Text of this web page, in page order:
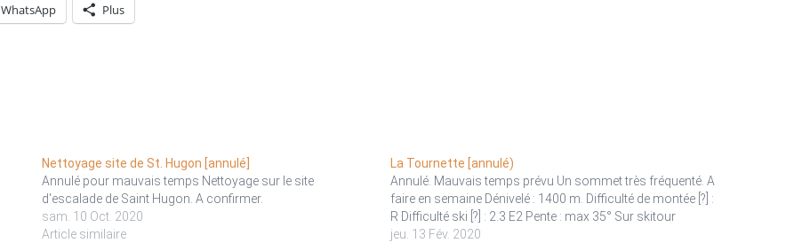
WhatsApp Plus
Nettoyage site de St. Hugon [annulé]
Annulé pour mauvais temps Nettoyage sur le site
d'escalade de Saint Hugon. A confirmer.
sam. 10 Oct. 2020
Article similaire
La Tournette [annulé)
Annulé. Mauvais temps prévu Un sommet très fréquenté. A
faire en semaine Dénivelé : 1400 m. Difficulté de montée [?] :
R Difficulté ski [?] : 2.3 E2 Pente : max 35° Sur skitour
jeu. 13 Fév. 2020